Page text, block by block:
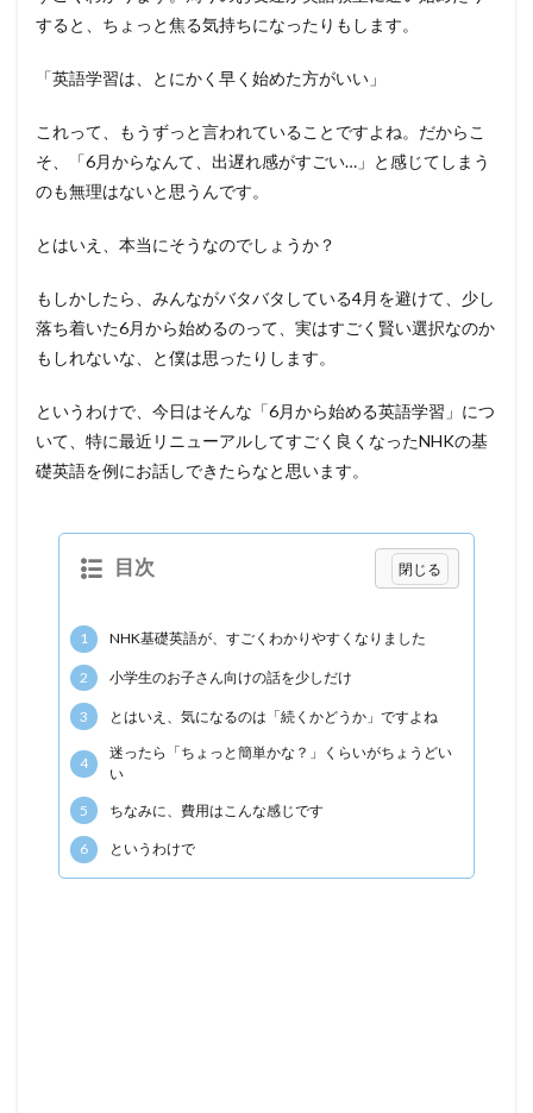
すると、ちょっと焦る気持ちになったりもします。
「英語学習は、とにかく早く始めた方がいい」
これって、もうずっと言われていることですよね。だからこ
そ、「6月からなんて、出遅れ感がすごい…」と感じてしまう
のも無理はないと思うんです。
とはいえ、本当にそうなのでしょうか？
もしかしたら、みんながバタバタしている4月を避けて、少し
落ち着いた6月から始めるのって、実はすごく賢い選択なのか
もしれないな、と僕は思ったりします。
というわけで、今日はそんな「6月から始める英語学習」につ
いて、特に最近リニューアルしてすごく良くなったNHKの基
礎英語を例にお話しできたらなと思います。
目次
1 NHK基礎英語が、すごくわかりやすくなりました
2 小学生のお子さん向けの話を少しだけ
3 とはいえ、気になるのは「続くかどうか」ですよね
4
迷ったら「ちょっと簡単かな？」くらいがちょうどい
い
5 ちなみに、費用はこんな感じです
6 というわけで